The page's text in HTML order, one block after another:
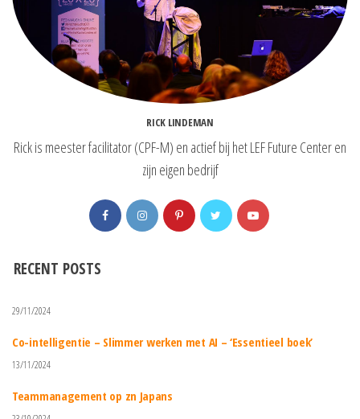
RICK LINDEMAN
Rick is meester facilitator (CPF-M) en actief bij het LEF Future Center en
zijn eigen bedrijf
RECENT POSTS
29/11/2024
Co-intelligentie – Slimmer werken met AI – ‘Essentieel boek’
13/11/2024
Teammanagement op zn Japans